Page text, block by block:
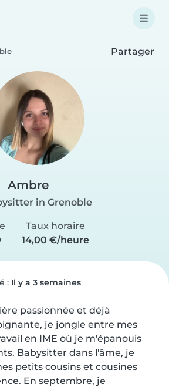
Partager
Ambre
in Grenoble
Taux horaire
14,00 €/heure
: Il y a 3 semaines
passionnée et déjà
je jongle entre mes
en IME où je m'épanouis
Babysitter dans l'âme, je
petits cousins et cousines
En septembre, je